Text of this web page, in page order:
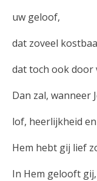
uw geloof,
dat zoveel
dat toch ook
Dan zal, wanneer
lof, heerlijkheid
Hem hebt gij lief
In Hem gelooft gij,